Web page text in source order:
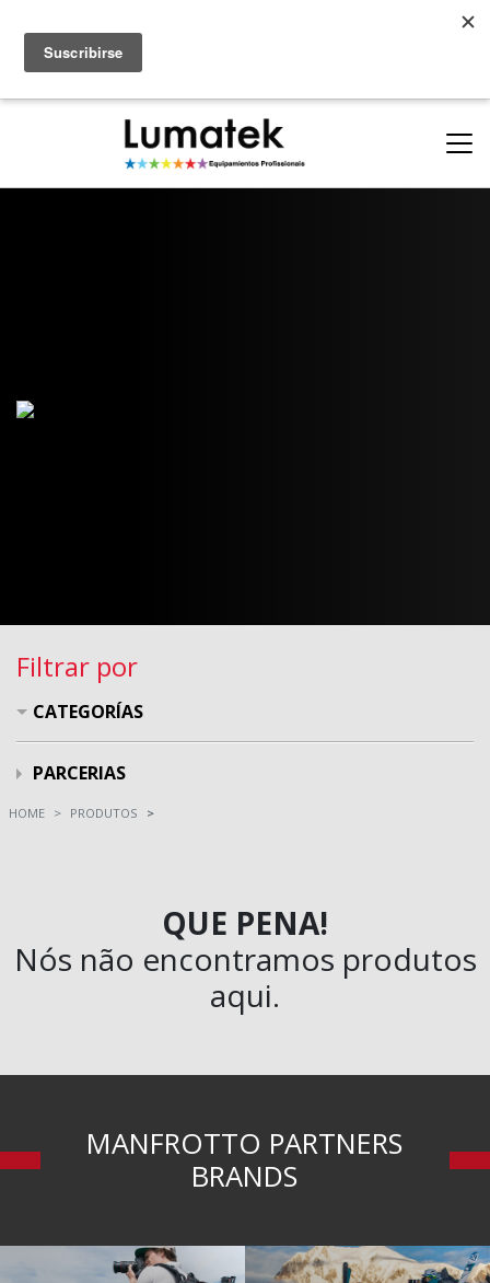
ONDE COMPRAR
Filtrar por
CATEGORÍAS
PARCERIAS
HOME PRODUTOS
QUE PENA!
Nós não encontramos produtos
aqui.
MANFROTTO PARTNERS
BRANDS